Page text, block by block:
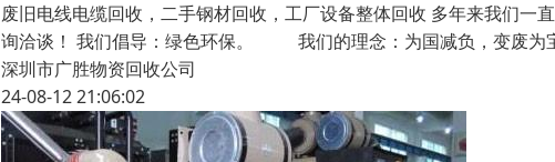
废旧电线电缆回收，二手钢材回收，工厂设备整体回收 多年来我们一
询洽谈！ 我们倡导：绿色环保。 我们的理念：为国减负，变废
深圳市广胜物资回收公司
24-08-12 21:06:02